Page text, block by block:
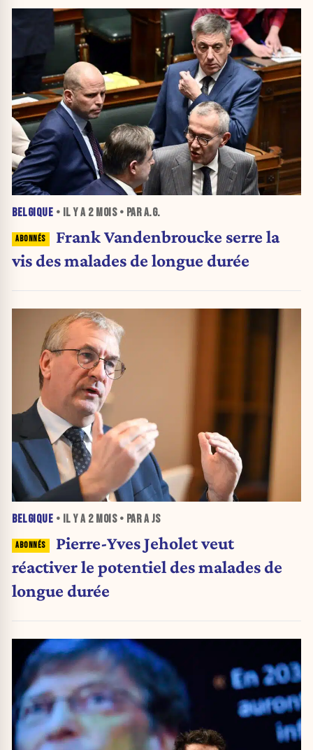
BELGIQUE • IL Y A 2 MOIS• PAR A.G.
Frank Vandenbroucke serre la
vis des malades de longue durée
BELGIQUE • IL Y A 2 MOIS• PAR A JS
Pierre-Yves Jeholet veut
réactiver le potentiel des malades de
longue durée